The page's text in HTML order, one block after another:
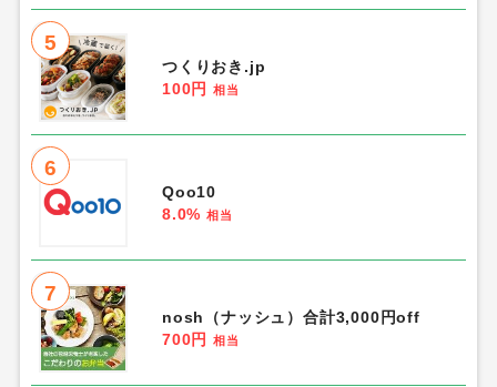
5
つくりおき.jp
100円
相当
6
Qoo10
8.0% 相当
7
nosh（ナッシュ）合計3,000円off
700円
相当